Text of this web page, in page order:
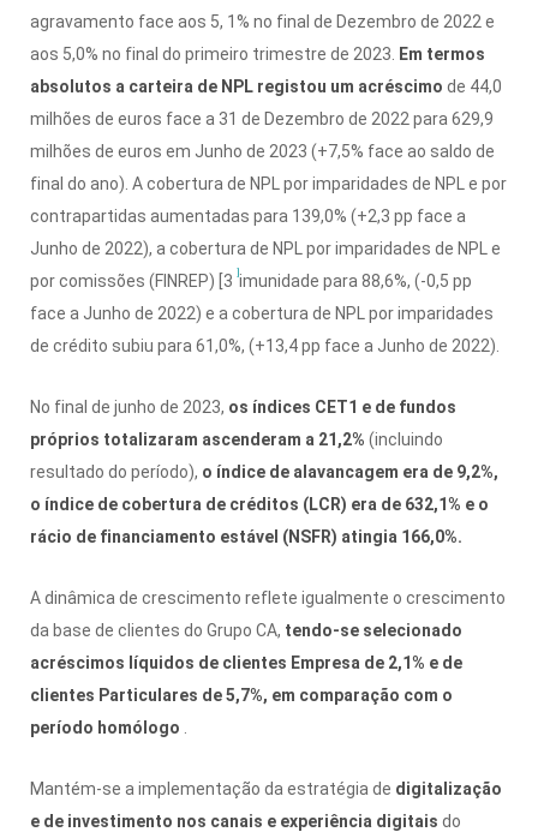
agravamento face aos 5, 1% no final de Dezembro de 2022 e
aos 5,0% no final do primeiro trimestre de 2023.
Em termos
absolutos a carteira de NPL registou um acréscimo de 44,0
milhões de euros face a 31 de Dezembro de 2022 para 629,9
milhões de euros em Junho de 2023 (+7,5% face ao saldo de
final do ano). A cobertura de NPL por imparidades de NPL e por
contrapartidas aumentadas para 139,0% (+2,3 pp face a
Junho de 2022), a cobertura de NPL por imparidades de NPL e
por comissões (FINREP) [3 imunidade para 88,6%, (-0,5 pp
face a Junho de 2022) e a cobertura de NPL por imparidades
de crédito subiu para 61,0%, (+13,4 pp face a Junho de 2022).
No final de junho de 2023, os índices CET1 e de fundos
próprios totalizaram ascenderam a 21,2% (incluindo
resultado do período), o índice de alavancagem era de 9,2%,
o índice de cobertura de créditos (LCR) era de 632,1% e o
rácio de financiamento estável (NSFR) atingia 166,0%.
A dinâmica de crescimento reflete igualmente o crescimento
da base de clientes do Grupo CA, tendo-se selecionado
acréscimos líquidos de clientes Empresa de 2,1% e de
clientes Particulares de 5,7%, em comparação com o
período homólogo
Mantém-se a implementação da estratégia de digitalização
e de investimento nos canais e experiência digitais do